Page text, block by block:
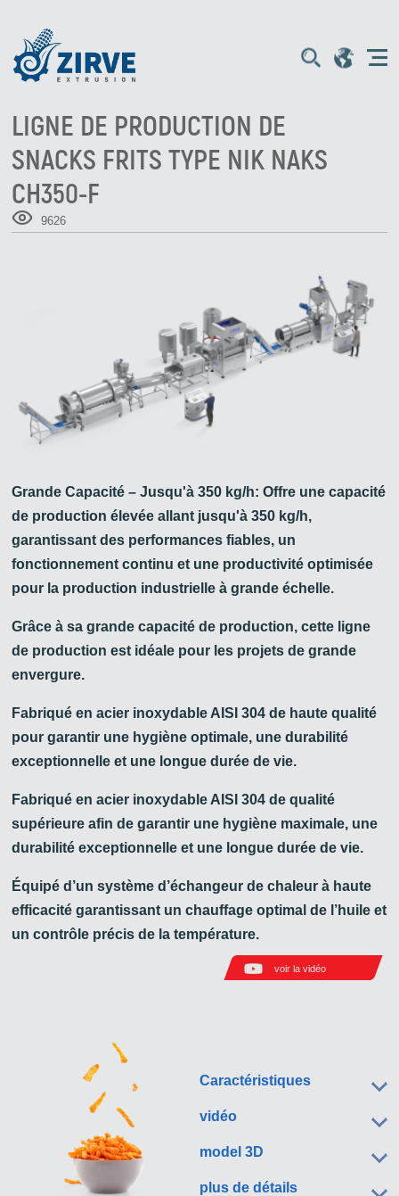
LIGNE DE PRODUCTION DE
SNACKS FRITS TYPE NIK NAKS
CH350-F
9626
Grande Capacité – Jusqu'à 350 kg/h: Offre une capacité
de production élevée allant jusqu'à 350 kg/h,
garantissant des performances fiables, un
fonctionnement continu et une productivité optimisée
pour la production industrielle à grande échelle.
Grâce à sa grande capacité de production, cette ligne
de production est idéale pour les projets de grande
envergure.
Fabriqué en acier inoxydable AISI 304 de haute qualité
pour garantir une hygiène optimale, une durabilité
exceptionnelle et une longue durée de vie.
Fabriqué en acier inoxydable AISI 304 de qualité
supérieure afin de garantir une hygiène maximale, une
durabilité exceptionnelle et une longue durée de vie.
Équipé d’un système d’échangeur de chaleur à haute
efficacité garantissant un chauffage optimal de l’huile et
un contrôle précis de la température.
voir la vidéo
Caractéristiques
vidéo
model 3D
plus de détails